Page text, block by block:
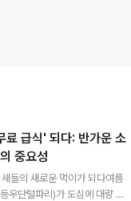
료 급식' 되다: 반가운 소
중요성
들의 새로운 먹이가 되다여름
우단털파리)가 도심에 대량 출